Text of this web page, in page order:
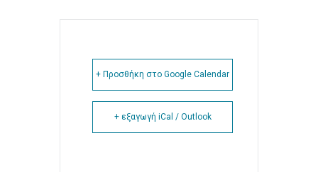
+ Προσθήκη στο Google Calendar
+ εξαγωγή iCal / Outlook